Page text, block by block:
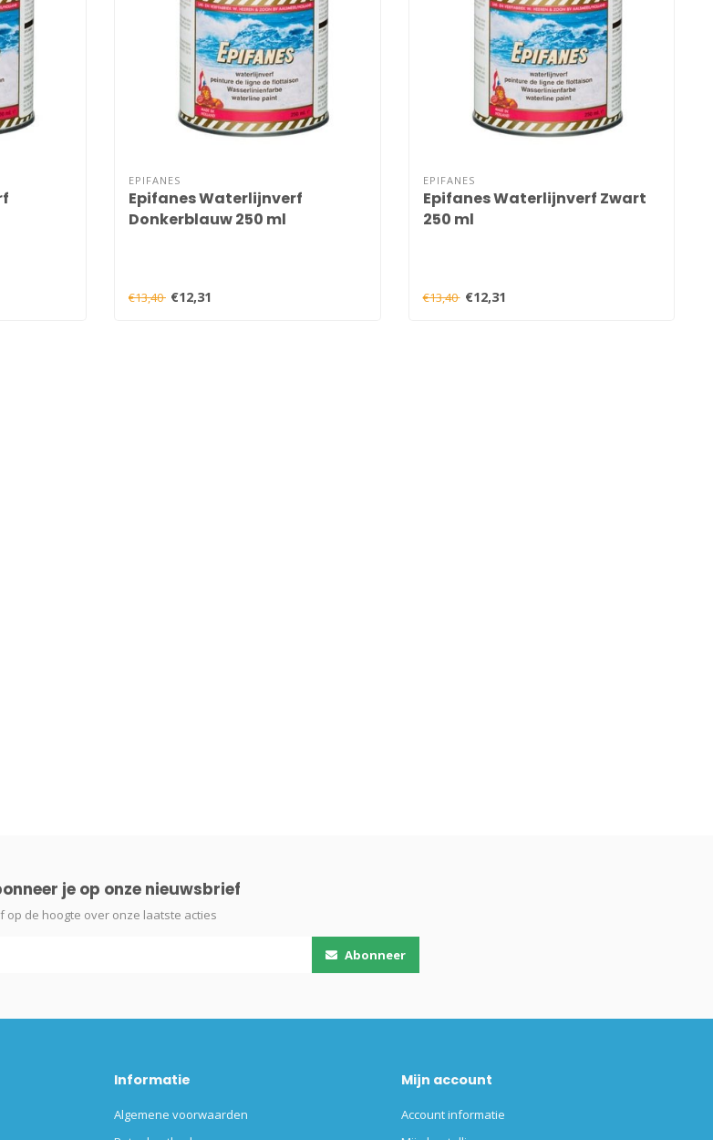
EPIFANES
Epifanes Waterlijnverf
Donkerblauw 250 ml
€13,40 €12,31
EPIFANES
Epifanes Waterlijnverf Zwart
250 ml
€13,40 €12,31
je op onze nieuwsbrief
op de hoogte over onze laatste acties
Abonneer
Informatie
Algemene voorwaarden
Mijn account
Account informatie